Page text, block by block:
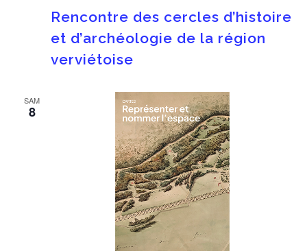
Rencontre des cercles d’histoire
et d’archéologie de la région
verviétoise
SAM
8